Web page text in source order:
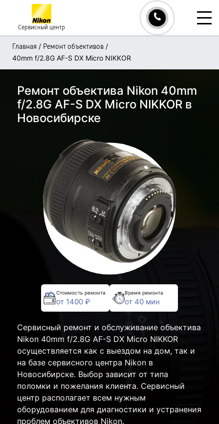
Сервисный центр
Главная / Ремонт объективов /
40mm f/2.8G AF-S DX Micro NIKKOR
Ремонт объектива Nikon 40mm
f/2.8G AF-S DX Micro NIKKOR в
Новосибирске
Стоимость ремонта
от 1400 ₽
Время ремонта
от 40 мин
Сервисный ремонт и обслуживание объектива
Nikon 40mm f/2.8G AF-S DX Micro NIKKOR
осуществляется как с выездом на дом, так и
на базе сервисного центра Nikon в
Новосибирске. Выбор зависит от типа
поломки и пожелания клиента. Сервисный
центр располагает всем нужным
оборудованием для диагностики и устранения
проблем объективов Nikon.